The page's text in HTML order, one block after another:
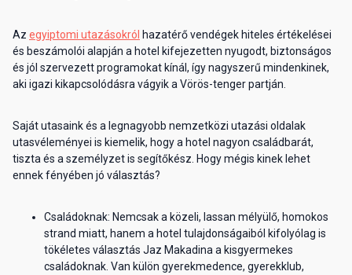
Az egyiptomi utazásokról hazatérő vendégek hiteles értékelései
és beszámolói alapján a hotel kifejezetten nyugodt, biztonságos
és jól szervezett programokat kínál, így nagyszerű mindenkinek,
aki igazi kikapcsolódásra vágyik a Vörös-tenger partján.
Saját utasaink és a legnagyobb nemzetközi utazási oldalak
utasvéleményei is kiemelik, hogy a hotel nagyon családbarát,
tiszta és a személyzet is segítőkész. Hogy mégis kinek lehet
ennek fényében jó választás?
Családoknak: Nemcsak a közeli, lassan mélyülő, homokos
strand miatt, hanem a hotel tulajdonságaiból kifolyólag is
tökéletes választás Jaz Makadina a kisgyermekes
családoknak. Van külön gyerekmedence, gyerekklub,